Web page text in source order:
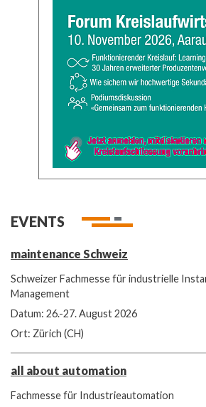
EVENTS
maintenance Schweiz
Schweizer Fachmesse für industrielle
Management
Datum: 26.-27. August 2026
Ort: Zürich (CH)
all about automation
Fachmesse für Industrieautomation